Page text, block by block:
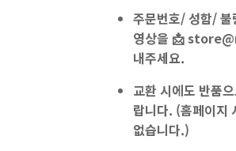
주문번호/ 성함/ 불
영상을 📩
내주세요.
교환 시에도 반품
랍니다. (홈페이지
없습니다.)